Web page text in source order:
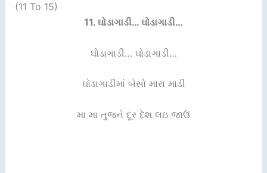
(11 To 15)
11. ઘોડાગાડી… ઘોડાગાડી…
ઘોડાગાડી… ઘોડાગાડી…
ઘોડાગાડીમાં બેસો મારા માડી
મા મા તુજને દૂર દેશ લઇ જાઉં